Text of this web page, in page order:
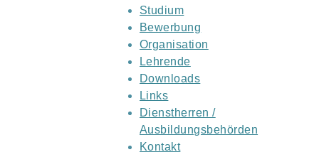
Studium
Bewerbung
Organisation
Lehrende
Downloads
Links
Dienstherren /
Ausbildungsbehörden
Kontakt